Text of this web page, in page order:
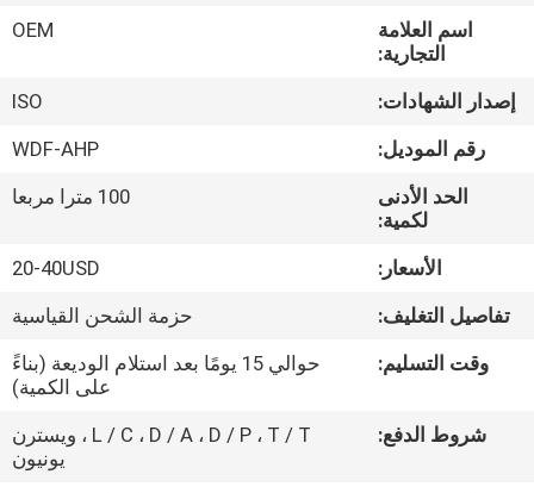
معلومات
جولة
مراقبة
الجودة
اسم العلامة
التجارية:
OEM
إصدار الشهادات:
ISO
رقم الموديل:
WDF-AHP
الحد الأدنى
لكمية:
100 مترا مربعا
الأسعار:
20-40USD
تفاصيل التغليف:
حزمة الشحن القياسية
وقت التسليم:
حوالي 15 يومًا بعد استلام الوديعة (بناءً
على الكمية)
شروط الدفع:
L / C ، D / A ، D / P ، T / T ، ويسترن
يونيون